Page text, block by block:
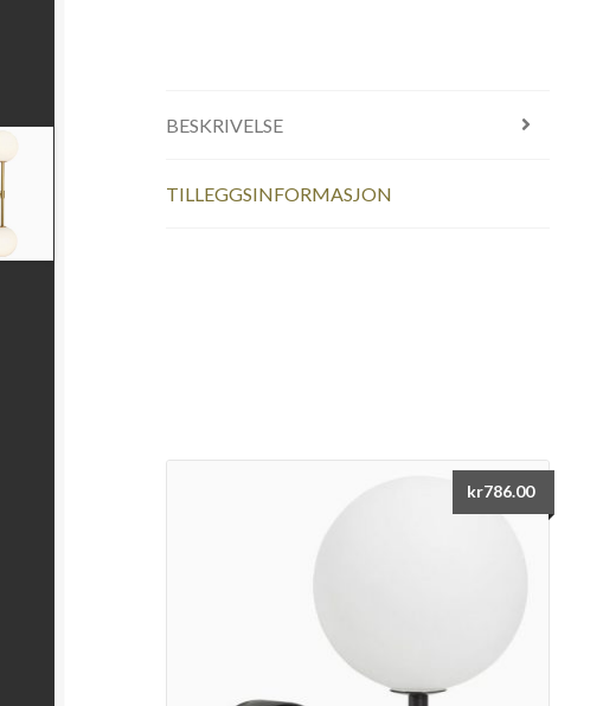
BESKRIVELSE
TILLEGGSINFORMASJON
kr786.00